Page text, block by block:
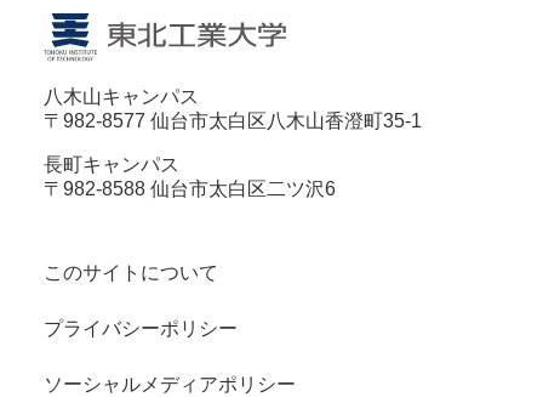
八木山キャンパス
〒982-8577 仙台市太白区八木山香澄町35-1
長町キャンパス
〒982-8588 仙台市太白区二ツ沢6
このサイトについて
プライバシーポリシー
ソーシャルメディアポリシー